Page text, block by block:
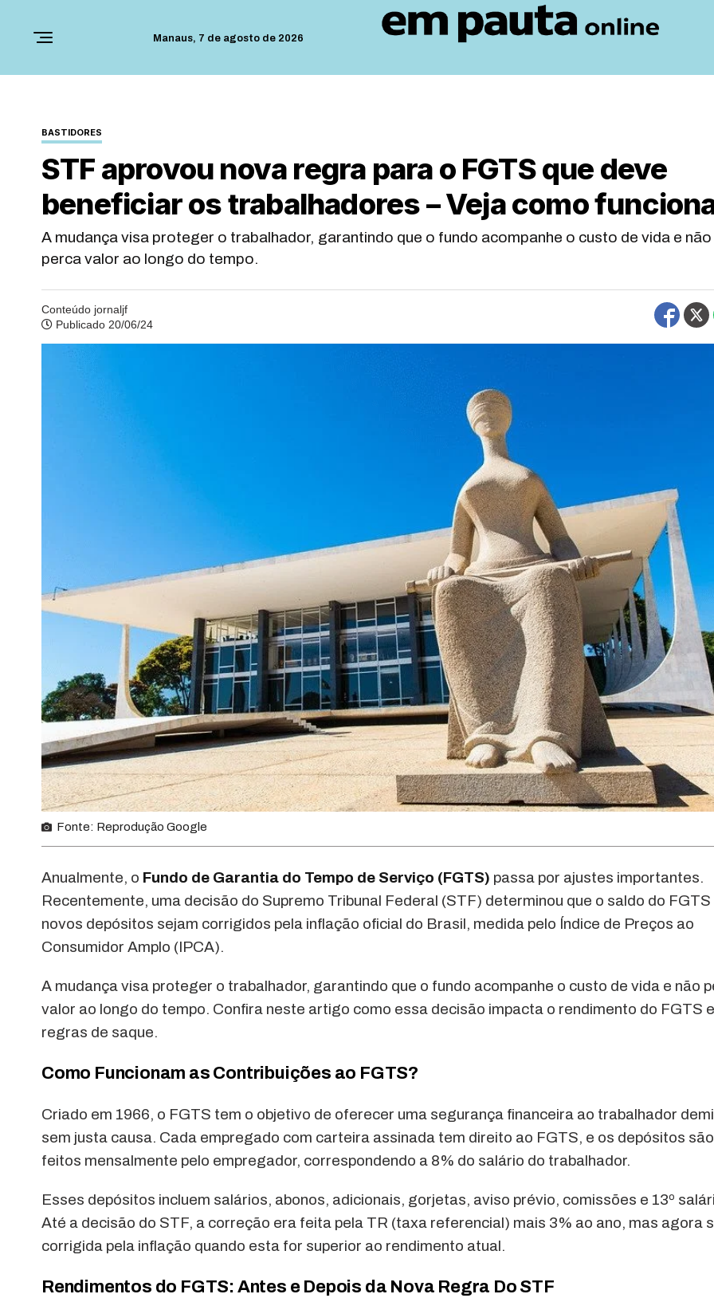
Manaus, 7 de agosto de 2026
BASTIDORES
STF aprovou nova regra para o FGTS que deve
beneficiar os trabalhadores – Veja como
A mudança visa proteger o trabalhador, garantindo que o fundo acompanhe o custo de vida e não
perca valor ao longo do tempo.
Conteúdo jornaljf
Publicado 20/06/24
Fonte: Reprodução Google
Anualmente, o Fundo de Garantia do Tempo de Serviço (FGTS) passa por ajustes importantes.
Recentemente, uma decisão do Supremo Tribunal Federal (STF) determinou que o saldo do FGTS
novos depósitos sejam corrigidos pela inflação oficial do Brasil, medida pelo Índice de Preços ao
Consumidor Amplo (IPCA).
A mudança visa proteger o trabalhador, garantindo que o fundo acompanhe o custo de vida e não
valor ao longo do tempo. Confira neste artigo como essa decisão impacta o rendimento do FGTS
regras de saque.
Como Funcionam as Contribuições ao FGTS?
Criado em 1966, o FGTS tem o objetivo de oferecer uma segurança financeira ao trabalhador
sem justa causa. Cada empregado com carteira assinada tem direito ao FGTS, e os depósitos são
feitos mensalmente pelo empregador, correspondendo a 8% do salário do trabalhador.
Esses depósitos incluem salários, abonos, adicionais, gorjetas, aviso prévio, comissões e 13º
Até a decisão do STF, a correção era feita pela TR (taxa referencial) mais 3% ao ano, mas agora
corrigida pela inflação quando esta for superior ao rendimento atual.
Rendimentos do FGTS: Antes e Depois da Nova Regra Do STF